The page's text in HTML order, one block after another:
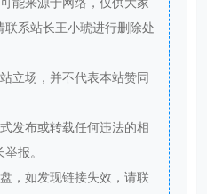
能来源于网络，仅供大家
系站长王小琥进行删除处
立场，并不代表本站赞同
发布或转载任何违法的相
报。
，如发现链接失效，请联